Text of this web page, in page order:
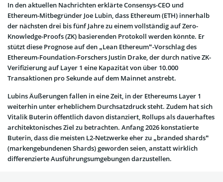
In den aktuellen Nachrichten erklärte Consensys-CEO und
Ethereum-Mitbegründer Joe Lubin, dass Ethereum (ETH) innerhalb
der nächsten drei bis fünf Jahre zu einem vollständig auf Zero-
Knowledge-Proofs (ZK) basierenden Protokoll werden könnte. Er
stützt diese Prognose auf den „Lean Ethereum“-Vorschlag des
Ethereum-Foundation-Forschers Justin Drake, der durch native ZK-
Verifizierung auf Layer 1 eine Kapazität von über 10.000
Transaktionen pro Sekunde auf dem Mainnet anstrebt.
Lubins Äußerungen fallen in eine Zeit, in der Ethereums Layer 1
weiterhin unter erheblichem Durchsatzdruck steht. Zudem hat sich
Vitalik Buterin öffentlich davon distanziert, Rollups als dauerhaftes
architektonisches Ziel zu betrachten. Anfang 2026 konstatierte
Buterin, dass die meisten L2-Netzwerke eher zu „branded shards“
(markengebundenen Shards) geworden seien, anstatt wirklich
differenzierte Ausführungsumgebungen darzustellen.